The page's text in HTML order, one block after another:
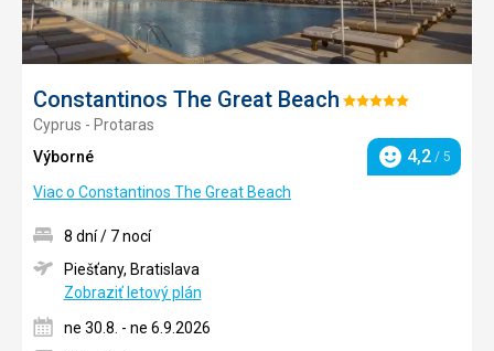
Constantinos The Great Beach Hodnotenie:
Cyprus - Protaras
Výborné
Hodnotenie
4,2 / 5
Viac o Constantinos The Great Beach
8 dní / 7 nocí
Piešťany, Bratislava
Zobraziť letový plán
ne 30.8. - ne 6.9.2026